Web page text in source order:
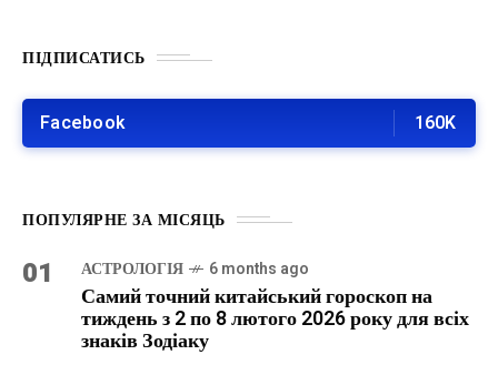
ПІДПИСАТИСЬ
Facebook 160K
ПОПУЛЯРНЕ ЗА МІСЯЦЬ
01 АСТРОЛОГІЯ 6 months ago
Самий точний китайський гороскоп на
тиждень з 2 по 8 лютого 2026 року для всіх
знаків Зодіаку